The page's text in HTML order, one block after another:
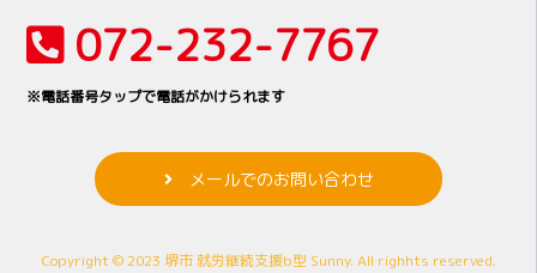
072-232-7767
※電話番号タップで電話がかけられます
メールでのお問い合わせ
Copyright © 2023 堺市 就労継続支援b型 Sunny. All righhts reserved.